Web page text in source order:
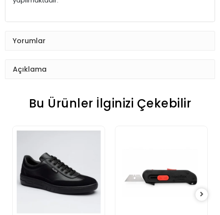
Yorumlar
Açıklama
Bu Ürünler İlginizi Çekebilir